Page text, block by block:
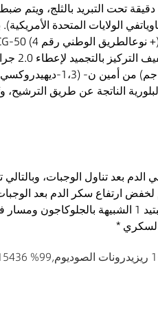
,
99% 115436-72-1